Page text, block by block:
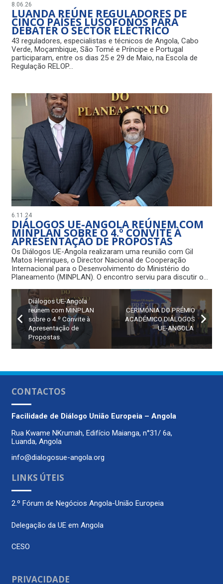
8.06.26
LUANDA REÚNE REGULADORES DE
CINCO PAÍSES LUSÓFONOS PARA
DEBATER O SECTOR ELÉCTRICO
43 reguladores, especialistas e técnicos de Angola, Cabo
Verde, Moçambique, São Tomé e Príncipe e Portugal
participaram, entre os dias 25 e 29 de Maio, na Escola de
Regulação RELOP…
6.11.24
DIÁLOGOS UE-ANGOLA REÚNEM COM
MINPLAN SOBRE O 4.º CONVITE À
APRESENTAÇÃO DE PROPOSTAS
Os Diálogos UE-Angola realizaram uma reunião com Gil
Matos Henriques, o Director Nacional de Cooperação
Internacional para o Desenvolvimento do Ministério do
Planeamento (MINPLAN). O encontro serviu para discutir o…
Diálogos UE-Angola
reúnem com MINPLAN
sobre o 4.º Convite à
Apresentação de
Propostas
CERIMÓNIA DO PRÉMIO
ACADÉMICO DIÁLOGOS
UE-ANGOLA
CONTACTOS
Facilidade de Diálogo União Europeia – Angola
Rua Kwame NKrumah, Edifício Maianga, n°31/ 6a,
Luanda, Angola
info@dialogosue-angola.org
LINKS ÚTEIS
2.º Fórum de Negócios Angola-União Europeia
Delegação da UE em Angola
CESO
PRIVACIDADE